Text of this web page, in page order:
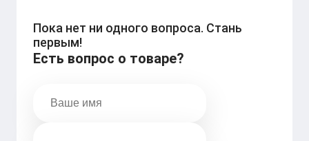
Пока нет ни одного вопроса. Стань
первым!
Есть вопрос о товаре?